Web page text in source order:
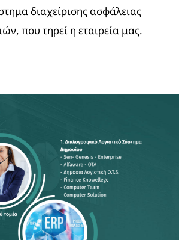
διαχείρισης ασφάλειας
που τηρεί η εταιρεία μας.